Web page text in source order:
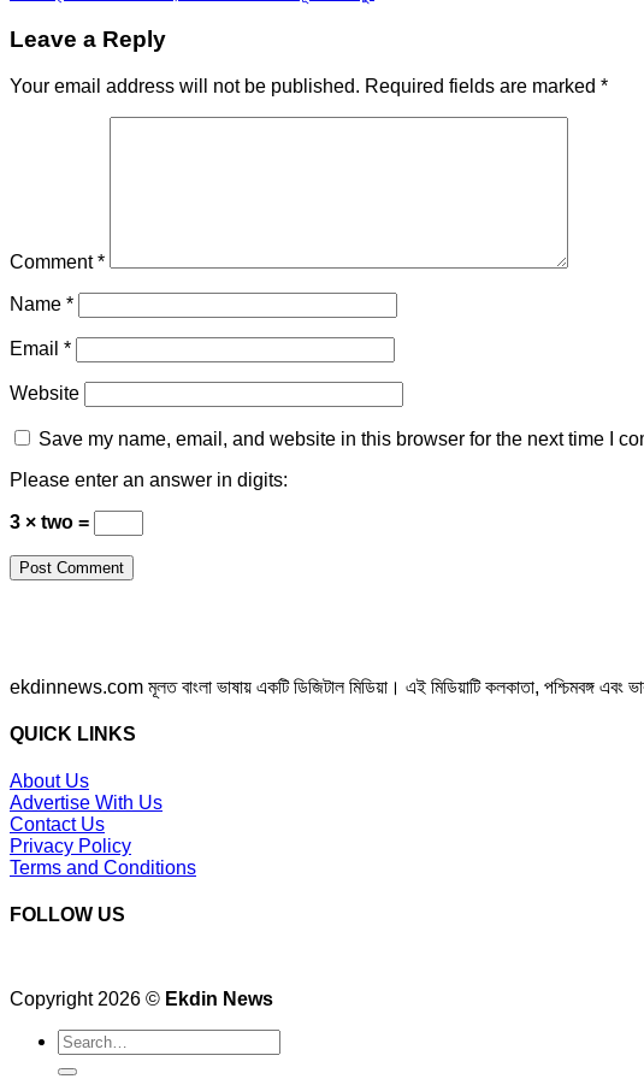
Leave a Reply
Your email address will not be published. Required fields are marked *
Comment*
Name *
Email *
Website
Save my name, email, and website in this browser for the next time I
Please enter an answer in digits:
3 × two =
ekdinnews.com মূলত বাংলা ভাষায় একটি ডিজিটাল মিডিয়া। এই মিডিয়াটি কলকাতা, পশ্চিমবঙ্গ এবং
QUICK LINKS
About Us
Advertise With Us
Contact Us
Privacy Policy
Terms and Conditions
FOLLOW US
Copyright 2026 © Ekdin News